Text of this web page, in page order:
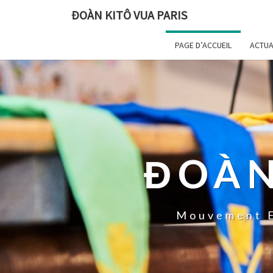
ĐOÀN KITÔ VUA PARIS
PAGE D’ACCUEIL
Mouvement